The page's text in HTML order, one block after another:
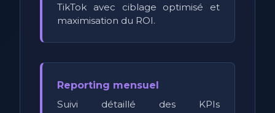
TikTok avec ciblage optimisé et
maximisation du ROI.
Reporting mensuel
Suivi détaillé des KPIs